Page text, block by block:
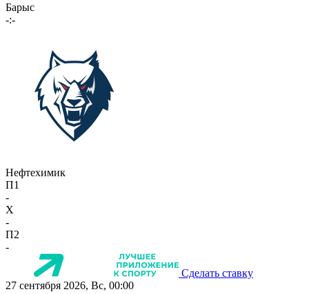
Барыс
-:-
Нефтехимик
П1
-
X
-
П2
-
Сделать ставку
27 сентября 2026, Вс, 00:00